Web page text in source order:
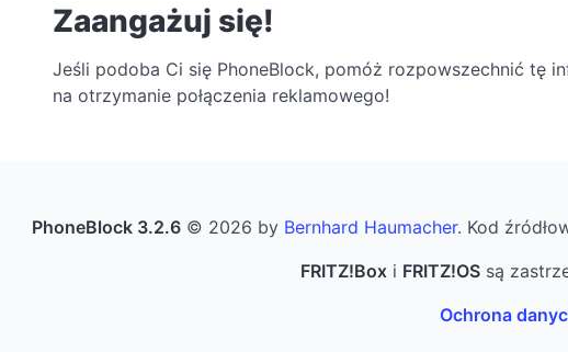
Zaangażuj się!
Jeśli podoba Ci się PhoneBlock, pomóż rozpowszechnić tę
na otrzymanie połączenia reklamowego!
PhoneBlock 3.2.6© 2026 by Bernhard Haumacher. Kod
FRITZ!Box i FRITZ!OS są
Ochrona